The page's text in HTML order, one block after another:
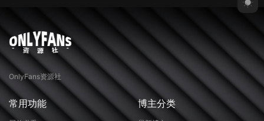
OnlyFans资源社
常用功能 博主分类